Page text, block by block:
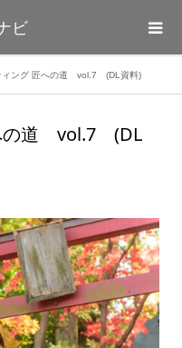
ビ
ィング 匠への道 vol.7 (DL資料)
の道 vol.7 (DL